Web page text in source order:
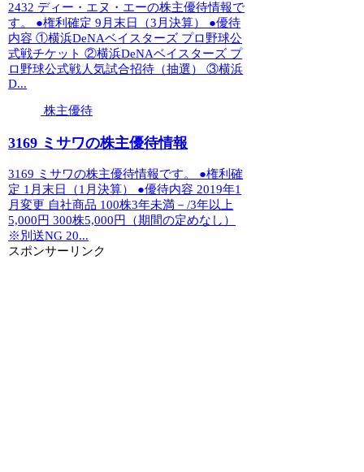
2432 ディー・エヌ・エーの株主優待情報で
す。 ●権利確定 9月末日（3月決算） ●優待
内容 ①横浜DeNAベイスターズ プロ野球公
式戦チケット ②横浜DeNAベイスターズ プ
ロ野球公式戦人気試合招待（抽選） ③横浜
D...
株主優待
3169 ミサワの株主優待情報
3169 ミサワの株主優待情報です。 ●権利確
定 1月末日（1月決算） ●優待内容 2019年1
月変更 自社商品 100株3年未満－/3年以上
5,000円 300株5,000円（期間の定めなし）
※別送NG 20...
スポンサーリンク